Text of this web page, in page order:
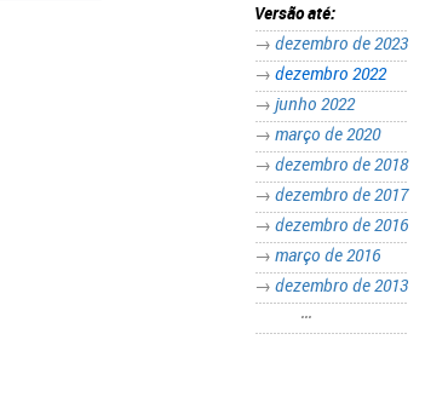
Versão até:
→ dezembro de 2023
→ dezembro 2022
→ junho 2022
→ março de 2020
→ dezembro de 2018
→ dezembro de 2017
→ dezembro de 2016
→ março de 2016
→ dezembro de 2013
•••